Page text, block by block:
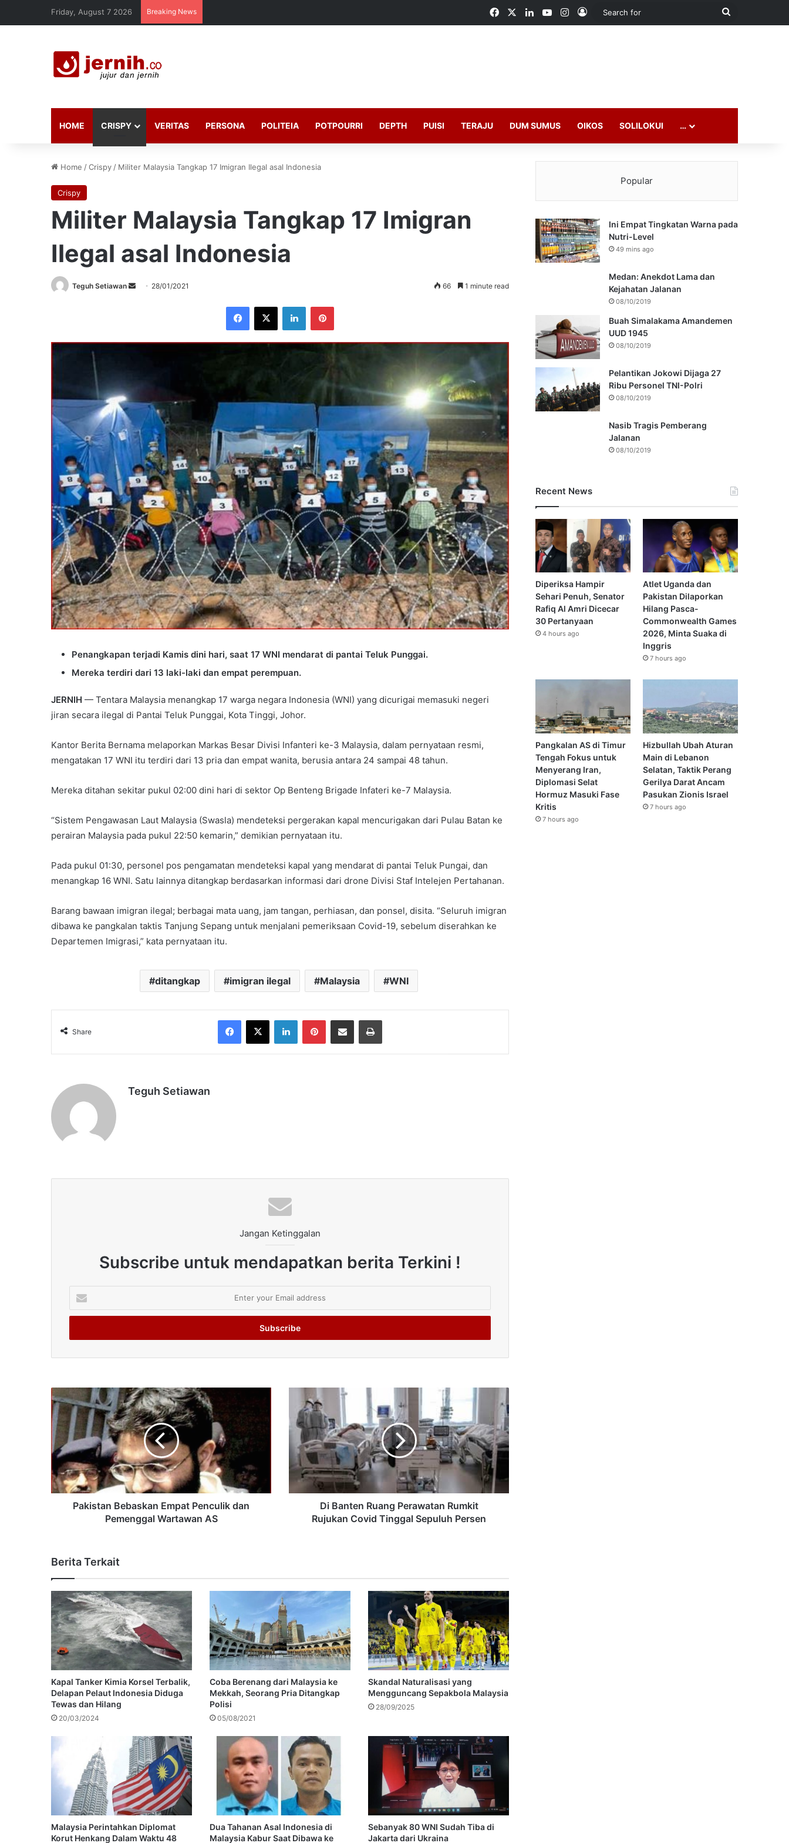
Friday, August 7 2026 Breaking News FacebookLinkedInYouTubeInstagram
Log In
Search
HOME CRISPY VERITAS PERSONA POLITEIA POTPOURRI DEPTH PUISI TERAJU DUM SUMUS OIKOS SOLILOKUI …
Home /Crispy / Militer Malaysia Tangkap 17 Imigran Ilegal asal Indonesia
Crispy
Militer Malaysia Tangkap 17 Imigran
Ilegal asal Indonesia
Teguh Setiawan
Send 28/01/2021 66 1 minute read
Facebook
X LinkedInPinterest
Penangkapan terjadi Kamis dini hari, saat 17 WNI mendarat di pantai Teluk Punggai.
Mereka terdiri dari 13 laki-laki dan empat perempuan.
JERNIH — Tentara Malaysia menangkap 17 warga negara Indonesia (WNI) yang dicurigai memasuki negeri
jiran secara ilegal di Pantai Teluk Punggai, Kota Tinggi, Johor.
Kantor Berita Bernama melaporkan Markas Besar Divisi Infanteri ke-3 Malaysia, dalam pernyataan resmi,
mengatakan 17 WNI itu terdiri dari 13 pria dan empat wanita, berusia antara 24 sampai 48 tahun.
Mereka ditahan sekitar pukul 02:00 dini hari di sektor Op Benteng Brigade Infateri ke-7 Malaysia.
“Sistem Pengawasan Laut Malaysia (Swasla) mendeteksi pergerakan kapal mencurigakan dari Pulau Batan ke
perairan Malaysia pada pukul 22:50 kemarin,” demikian pernyataan itu.
Pada pukul 01:30, personel pos pengamatan mendeteksi kapal yang mendarat di pantai Teluk Pungai, dan
menangkap 16 WNI. Satu lainnya ditangkap berdasarkan informasi dari drone Divisi Staf Intelejen Pertahanan.
Barang bawaan imigran ilegal; berbagai mata uang, jam tangan, perhiasan, dan ponsel, disita. “Seluruh imigran
dibawa ke pangkalan taktis Tanjung Sepang untuk menjalani pemeriksaan Covid-19, sebelum diserahkan ke
Departemen Imigrasi,” kata pernyataan itu.
ditangkap imigran ilegal Malaysia WNI
Share
Facebook
X LinkedInPinterestShare via Email Print
Teguh Setiawan
Jangan Ketinggalan
Subscribe untuk mendapatkan berita Terkini !
your
Email
Pakistan Bebaskan Empat Penculik dan
Pemenggal Wartawan AS
Di Banten Ruang Perawatan Rumkit
Rujukan Covid Tinggal Sepuluh Persen
Berita Terkait
Kapal Tanker Kimia Korsel Terbalik,
Delapan Pelaut Indonesia Diduga
Tewas dan Hilang
20/03/2024
Coba Berenang dari Malaysia ke
Mekkah, Seorang Pria Ditangkap
Polisi
05/08/2021
Skandal Naturalisasi yang
Mengguncang Sepakbola Malaysia
28/09/2025
Malaysia Perintahkan Diplomat
Korut Henkang Dalam Waktu 48
Dua Tahanan Asal Indonesia di
Malaysia Kabur Saat Dibawa ke
Sebanyak 80 WNI Sudah Tiba di
Jakarta dari Ukraina
Popular
Ini Empat Tingkatan Warna pada
Nutri-Level
49 mins ago
Medan: Anekdot Lama dan
Kejahatan Jalanan
08/10/2019
Buah Simalakama Amandemen
UUD 1945
08/10/2019
Pelantikan Jokowi Dijaga 27
Ribu Personel TNI-Polri
08/10/2019
Nasib Tragis Pemberang
Jalanan
08/10/2019
Recent News
Diperiksa Hampir
Sehari Penuh, Senator
Rafiq Al Amri Dicecar
30 Pertanyaan
4 hours ago
Atlet Uganda dan
Pakistan Dilaporkan
Hilang Pasca-
Commonwealth Games
2026, Minta Suaka di
Inggris
7 hours ago
Pangkalan AS di Timur
Tengah Fokus untuk
Menyerang Iran,
Diplomasi Selat
Hormuz Masuki Fase
Kritis
7 hours ago
Hizbullah Ubah Aturan
Main di Lebanon
Selatan, Taktik Perang
Gerilya Darat Ancam
Pasukan Zionis Israel
7 hours ago